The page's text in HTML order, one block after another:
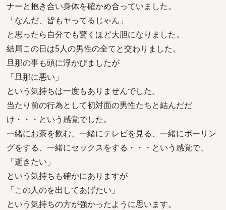
ナーと抱き合い身体を確かめ合っていました。
「なんだ、皆もヤってるじゃん」
と思ったら自分でも驚くほど大胆になりました。
結局この日は5人の男性の全てと交わりました。
旦那の事も頭に浮かびましたが
「旦那に悪い」
という気持ちは一度もありませんでした。
当たり前の行為として初対面の男性たちと結んだだ
け・・・という感覚でした。
一緒にお茶を飲む、一緒にテレビを見る、一緒にボーリン
グをする、一緒にセックスをする・・・という感覚で、
「逝きたい」
という気持ちも確かにありますが
「この人のを出してあげたい」
という気持ちの方が強かったように思います。